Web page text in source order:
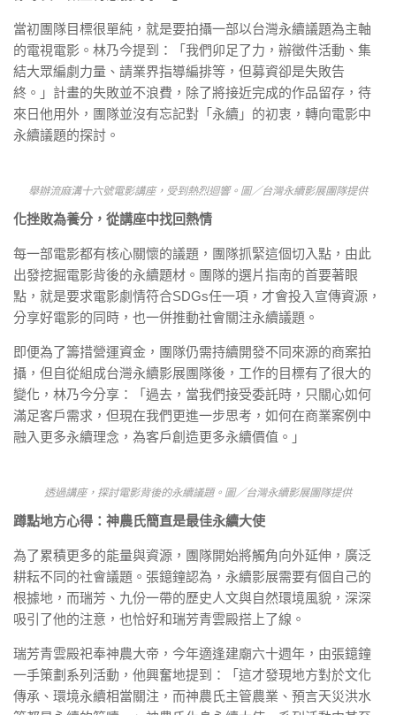
當初團隊目標很單純，就是要拍攝一部以台灣永續議題為主軸
的電視電影。林乃今提到：「我們卯足了力，辦徵件活動、集
結大眾編劇力量、請業界指導編排等，但募資卻是失敗告
終。」計畫的失敗並不浪費，除了將接近完成的作品留存，待
來日他用外，團隊並沒有忘記對「永續」的初衷，轉向電影中
永續議題的探討。
舉辦流麻溝十六號電影講座，受到熱烈迴響。圖／台灣永續影展團隊提供
化挫敗為養分，從講座中找回熱情
每一部電影都有核心關懷的議題，團隊抓緊這個切入點，由此
出發挖掘電影背後的永續題材。團隊的選片指南的首要著眼
點，就是要求電影劇情符合SDGs任一項，才會投入宣傳資源，
分享好電影的同時，也一併推動社會關注永續議題。
即便為了籌措營運資金，團隊仍需持續開發不同來源的商案拍
攝，但自從組成台灣永續影展團隊後，工作的目標有了很大的
變化，林乃今分享：「過去，當我們接受委託時，只關心如何
滿足客戶需求，但現在我們更進一步思考，如何在商業案例中
融入更多永續理念，為客戶創造更多永續價值。」
透過講座，探討電影背後的永續議題。圖／台灣永續影展團隊提供
蹲點地方心得：神農氏簡直是最佳永續大使
為了累積更多的能量與資源，團隊開始將觸角向外延伸，廣泛
耕耘不同的社會議題。張鐿鐘認為，永續影展需要有個自己的
根據地，而瑞芳、九份一帶的歷史人文與自然環境風貌，深深
吸引了他的注意，也恰好和瑞芳青雲殿搭上了線。
瑞芳青雲殿祀奉神農大帝，今年適逢建廟六十週年，由張鐿鐘
一手策劃系列活動，他興奮地提到：「這才發現地方對於文化
傳承、環境永續相當關注，而神農氏主管農業、預言天災洪水